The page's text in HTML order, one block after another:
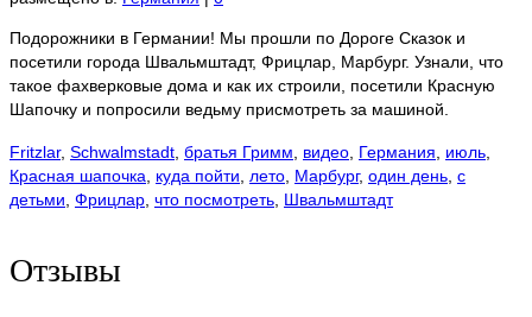
Подорожники в Германии! Мы прошли по Дороге Сказок и
посетили города Швальмштадт, Фрицлар, Марбург. Узнали, что
такое фахверковые дома и как их строили, посетили Красную
Шапочку и попросили ведьму присмотреть за машиной.
Fritzlar, Schwalmstadt братья Гримм видео Германия июль
Красная шапочка
куда пойти лето Марбург, один день с
детьми Фрицлар что посмотреть Швальмштадт
Отзывы